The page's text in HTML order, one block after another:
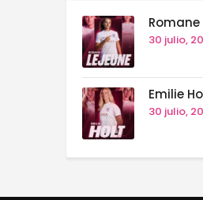
Romane
30 julio,
Emilie
30 julio,